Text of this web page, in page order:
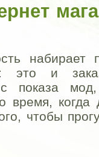
набирает
это и
показа
время, когда
чтобы